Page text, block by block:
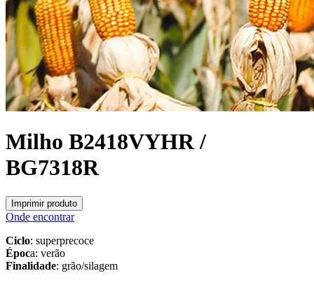
Milho B2418VYHR /
BG7318R
Imprimir produto
Onde encontrar
Ciclo: superprecoce
Época: verão
Finalidade: grão/silagem